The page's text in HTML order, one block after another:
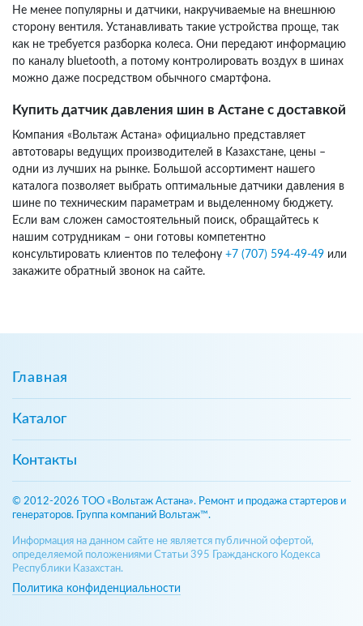
Не менее популярны и датчики, накручиваемые на внешнюю
сторону вентиля. Устанавливать такие устройства проще, так
как не требуется разборка колеса. Они передают информацию
по каналу bluetooth, а потому контролировать воздух в шинах
можно даже посредством обычного смартфона.
Купить датчик давления шин в Астане с доставкой
Компания «Вольтаж Астана» официально представляет
автотовары ведущих производителей в Казахстане, цены –
одни из лучших на рынке. Большой ассортимент нашего
каталога позволяет выбрать оптимальные датчики давления в
шине по техническим параметрам и выделенному бюджету.
Если вам сложен самостоятельный поиск, обращайтесь к
нашим сотрудникам – они готовы компетентно
консультировать клиентов по телефону +7 (707) 594-49-49 или
закажите обратный звонок на сайте.
Главная
Каталог
Контакты
© 2012-2026 ТОО «Вольтаж Астана». Ремонт и продажа стартеров и
генераторов. Группа компаний Вольтаж™.
Информация на данном сайте не является публичной офертой,
определяемой положениями Статьи 395 Гражданского Кодекса
Республики Казахстан.
Политика конфиденциальности